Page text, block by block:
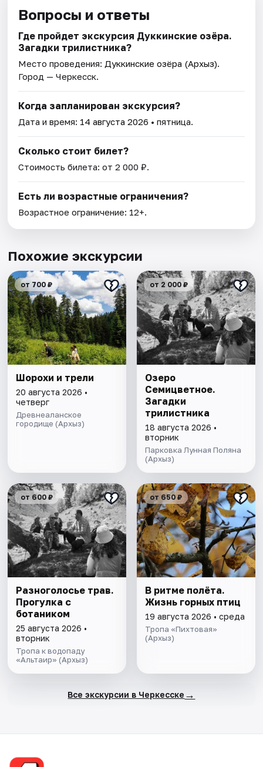
Вопросы и ответы
Где пройдет экскурсия Дуккинские озёра.
Загадки трилистника?
Место проведения: Дуккинские озёра (Архыз).
Город — Черкесск.
Когда запланирован экскурсия?
Дата и время: 14 августа 2026 • пятница.
Сколько стоит билет?
Стоимость билета: от 2 000 ₽.
Есть ли возрастные ограничения?
Возрастное ограничение: 12+.
Похожие экскурсии
от 700 ₽
Шорохи и трели
20 августа 2026 •
четверг
Древнеаланское
городище (Архыз)
от 2 000 ₽
Озеро
Семицветное.
Загадки
трилистника
18 августа 2026 •
вторник
Парковка Лунная Поляна
(Архыз)
от 600 ₽
Разноголосье трав.
Прогулка с
ботаником
25 августа 2026 •
вторник
Тропа к водопаду
«Альтаир» (Архыз)
от 650 ₽
В ритме полёта.
Жизнь горных птиц
19 августа 2026 • среда
Тропа «Пихтовая»
(Архыз)
Все экскурсии в Черкесске →